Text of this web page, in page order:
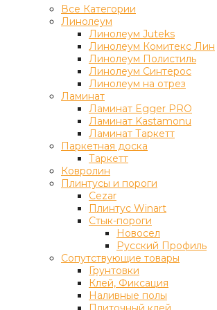
Все Категории
Линолеум
Линолеум Juteks
Линолеум Комитекс Лин
Линолеум Полистиль
Линолеум Синтерос
Линолеум на отрез
Ламинат
Ламинат Egger PRO
Ламинат Kastamonu
Ламинат Таркетт
Паркетная доска
Таркетт
Ковролин
Плинтусы и пороги
Cezar
Плинтус Winart
Стык-пороги
Новосел
Русский Профиль
Сопутствующие товары
Грунтовки
Клей, Фиксация
Наливные полы